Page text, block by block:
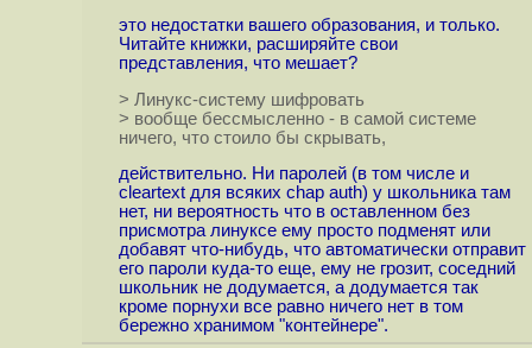
это недостатки вашего образования, и только.
Читайте книжки, расширяйте свои
представления, что мешает?
> Линукс-систему шифровать
> вообще бессмысленно - в самой системе
ничего, что стоило бы скрывать,
действительно. Ни паролей (в том числе и
cleartext для всяких chap auth) у школьника там
нет, ни вероятность что в оставленном без
присмотра линуксе ему просто подменят или
добавят что-нибудь, что автоматически отправит
его пароли куда-то еще, ему не грозит, соседний
школьник не додумается, а додумается так
кроме порнухи все равно ничего нет в том
бережно хранимом "контейнере".